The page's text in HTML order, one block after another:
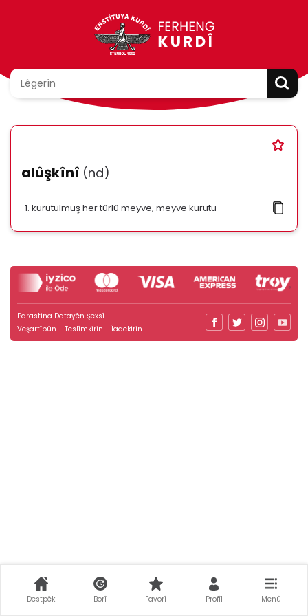
alûşkînî (nd)
kurutulmuş her türlü meyve, meyve kurutu
Parastina Datayên Şexsî
Veşartîbûn - Teslîmkirin - Îadekirin
Destpêk Borî Favorî Profîl Menû